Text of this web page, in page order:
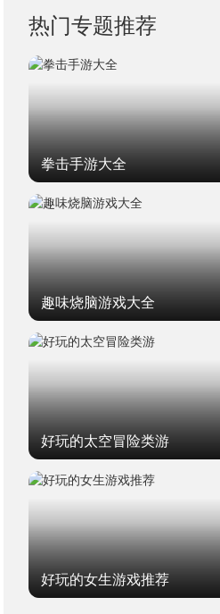
热门专题推荐
拳击手游大全
趣味烧脑游戏大全
好玩的太空冒险类游
好玩的女生游戏推荐